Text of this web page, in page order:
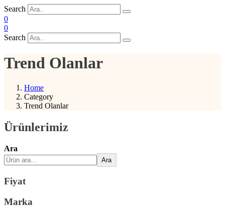
Search
0
0
Search
Trend Olanlar
Home
Category
Trend Olanlar
Ürünlerimiz
Ara
Ara
Fiyat
Marka